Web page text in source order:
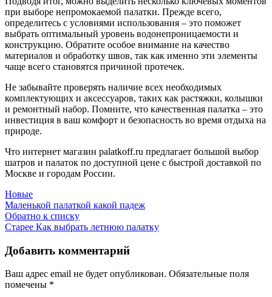
при выборе непромокаемой палатки. Прежде всего,
определитесь с условиями использования – это поможет
выбрать оптимальный уровень водонепроницаемости и
конструкцию. Обратите особое внимание на качество
материалов и обработку швов, так как именно эти элементы
чаще всего становятся причиной протечек.
Не забывайте проверять наличие всех необходимых
комплектующих и аксессуаров, таких как растяжки, колышки
и ремонтный набор. Помните, что качественная палатка – это
инвестиция в ваш комфорт и безопасность во время отдыха на
природе.
Что интернет магазин palatkoff.ru предлагает большой выбор
шатров и палаток по доступной цене с быстрой доставкой по
Москве и городам России.
Новые
Маленькой палаткой какой падеж
Обратно к списку
Старее Как выбрать летнюю палатку
Добавить комментарий
Ваш адрес email не будет опубликован. Обязательные поля
помечены *